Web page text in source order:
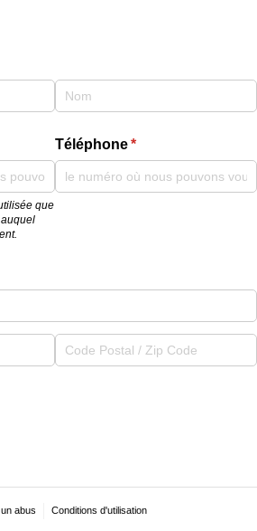
que
Téléphone*
(requis)
abus Conditions d'utilisation